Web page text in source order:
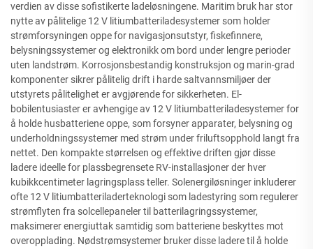
verdien av disse sofistikerte ladeløsningene. Maritim bruk har stor
nytte av pålitelige 12 V litiumbatteriladesystemer som holder
strømforsyningen oppe for navigasjonsutstyr, fiskefinnere,
belysningssystemer og elektronikk om bord under lengre perioder
uten landstrøm. Korrosjonsbestandig konstruksjon og marin-grad
komponenter sikrer pålitelig drift i harde saltvannsmiljøer der
utstyrets pålitelighet er avgjørende for sikkerheten. El-
bobilentusiaster er avhengige av 12 V litiumbatteriladesystemer for
å holde husbatteriene oppe, som forsyner apparater, belysning og
underholdningssystemer med strøm under friluftsopphold langt fra
nettet. Den kompakte størrelsen og effektive driften gjør disse
ladere ideelle for plassbegrensete RV-installasjoner der hver
kubikkcentimeter lagringsplass teller. Solenergiløsninger inkluderer
ofte 12 V litiumbatteriladerteknologi som ladestyring som regulerer
strømflyten fra solcellepaneler til batterilagringssystemer,
maksimerer energiuttak samtidig som batteriene beskyttes mot
overopplading. Nødstrømsystemer bruker disse ladere til å holde